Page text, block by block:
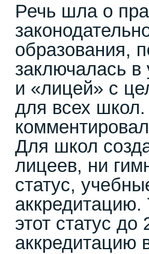
Речь шла о
образования,
заключалась в
и «лицей» с
для всех
Для школ
лицеев, ни
статус,
аккредитацию.
этот статус до
аккредитацию